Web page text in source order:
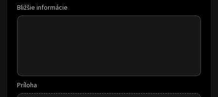
Bližšie informácie
Príloha